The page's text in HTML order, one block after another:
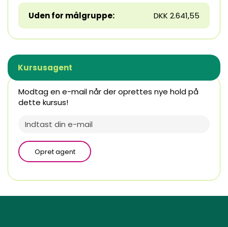
Uden for målgruppe: DKK 2.641,55
Kursusagent
Modtag en e-mail når der oprettes nye hold på
dette kursus!
Opret agent